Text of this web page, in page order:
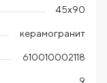
45х90
керамогранит
610010002118
9